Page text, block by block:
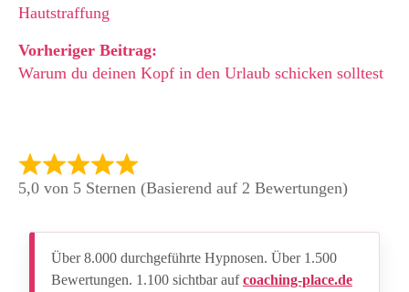
Vorheriger Beitrag:
Warum du deinen Kopf in den Urlaub schicken solltest
Hautstraffung
5,0 von 5 Sternen (Basierend auf 2 Bewertungen)
Über 8.000 durchgeführte Hypnosen. Über 1.500
Bewertungen. 1.100 sichtbar aufcoaching-place.de